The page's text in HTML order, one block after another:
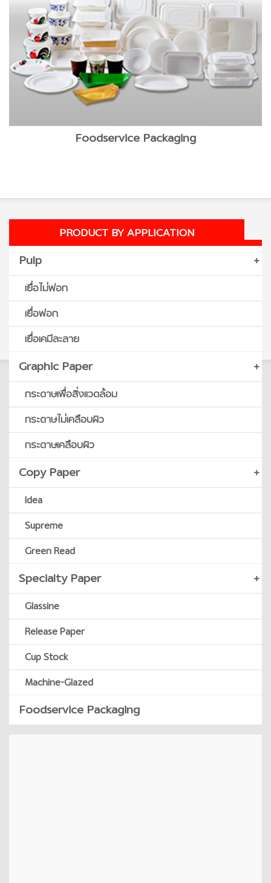
Foodservice Packaging
PRODUCT BY APPLICATION
Pulp
เยื่อไม่ฟอก
เยื่อฟอก
เยื่อเคมีละลาย
Graphic Paper
กระดาษเพื่อสิ่งแวดล้อม
กระดาษไม่เคลือบผิว
กระดาษเคลือบผิว
Copy Paper
Idea
Supreme
Green Read
Specialty Paper
Glassine
Release Paper
Cup Stock
Machine-Glazed
Foodservice Packaging